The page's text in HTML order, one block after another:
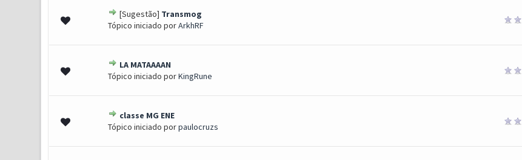
[Sugestão] Transmog
Tópico iniciado porArkhRF
0 Voto(s) - 0 de 5 em média
LA MATAAAAN
Tópico iniciado porKingRune
0 Voto(s) - 0 de 5 em média
classe MG ENE
Tópico iniciado porpaulocruzs
0 Voto(s) - 0 de 5 em média